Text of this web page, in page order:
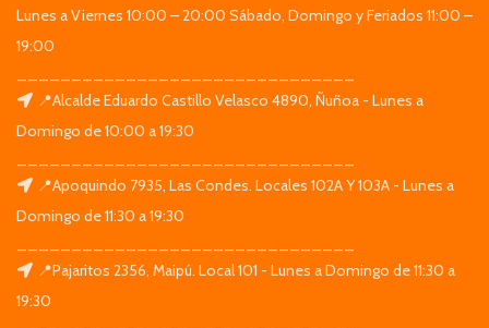
Lunes a Viernes 10:00 – 20:00 Sábado, Domingo y Feriados 11:00 –
19:00
📍Alcalde Eduardo Castillo Velasco 4890, Ñuñoa - Lunes a
Domingo de 10:00 a 19:30
📍Apoquindo 7935, Las Condes. Locales 102A Y 103A - Lunes a
Domingo de 11:30 a 19:30
📍Pajaritos 2356, Maipú. Local 101 - Lunes a Domingo de 11:30 a
19:30